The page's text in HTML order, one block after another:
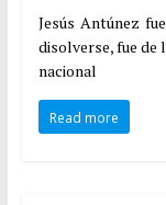
Jesús Antúnez
disolverse, fue
nacional
Read more